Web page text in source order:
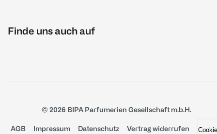
Finde uns auch auf
© 2026 BIPA Parfumerien Gesellschaft m.b.H.
AGB Impressum Datenschutz Vertrag widerrufen